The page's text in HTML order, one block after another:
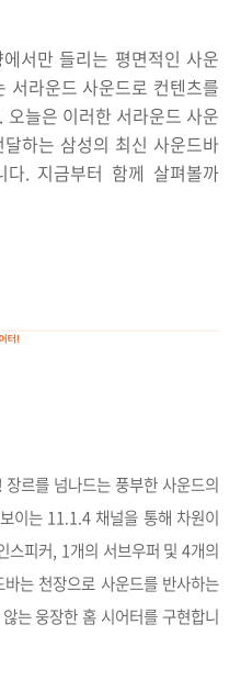
서만 들리는 평면적인 사운
서라운드 사운드로 컨텐츠를
늘은 이러한 서라운드 사운
하는 삼성의 최신 사운드바
다. 지금부터 함께 살펴볼까
르를 넘나드는 풍부한 사운드의
이는 11.1.4 채널을 통해 차원이
스피커, 1개의 서브우퍼 및 4개의
는 천장으로 사운드를 반사하는
는 웅장한 홈 시어터를 구현합니